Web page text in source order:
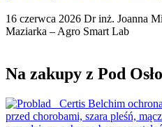
16 czerwca 2026 Dr inż. Joanna
Maziarka – Agro Smart Lab
Na zakupy z Pod